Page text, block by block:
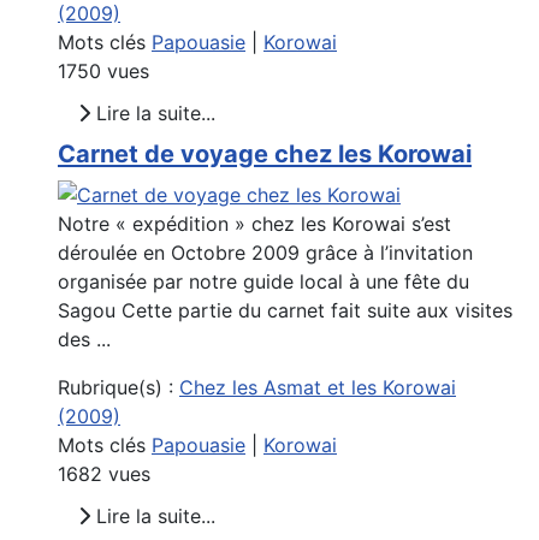
(2009)
Mots clés Papouasie
Korowai
1750 vues
Lire la suite...
Carnet de voyage chez les Korowai
Notre « expédition » chez les Korowai s’est
déroulée en Octobre 2009 grâce à l’invitation
organisée par notre guide local à une fête du
Sagou Cette partie du carnet fait suite aux visites
des ...
Rubrique(s) : Chez les Asmat et les Korowai
(2009)
Mots clés Papouasie
Korowai
1682 vues
Lire la suite...